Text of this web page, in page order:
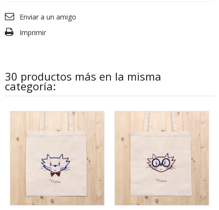
Enviar a un amigo
Imprimir
30 productos más en la misma
categoría: